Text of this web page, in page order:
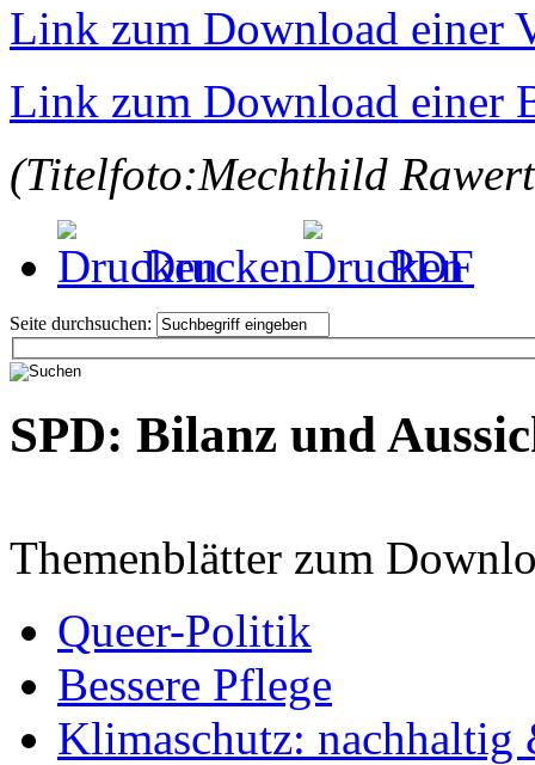
Link zum Download einer
Link zum Download einer
(Titelfoto:Mechthild
Drucken
PDF
Seite durchsuchen:
SPD: Bilanz und
Themenblätter zum
Queer-Politik
Bessere Pflege
Klimaschutz: nachhaltig